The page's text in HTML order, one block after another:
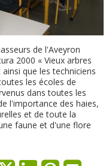
de l'Aveyron
2000 « Vieux arbres
que les techniciens
les écoles de
dans toutes les
l'importance des haies,
et de toute la
faune et d'une flore